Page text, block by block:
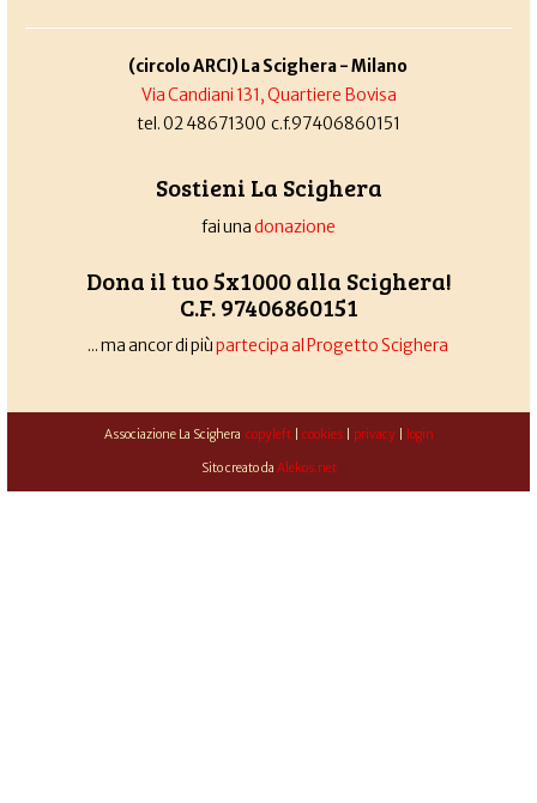
(circolo ARCI) La Scighera - Milano
Via Candiani 131, Quartiere Bovisa
tel. 02 48671300 c.f.97406860151
Sostieni La Scighera
fai unadonazione
Dona il tuo 5x1000 alla Scighera!
C.F. 97406860151
... ma ancor di piùpartecipa al Progetto Scighera
Associazione La Scighera copyleft| cookies| privacy| login
Sito creato da Alekos.net